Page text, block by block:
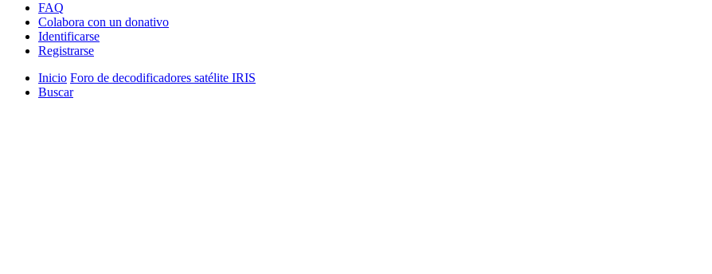
FAQ
Colabora con un donativo
Identificarse
Registrarse
Inicio Foro de decodificadores satélite IRIS
Buscar